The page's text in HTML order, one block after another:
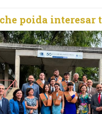
poida interesar